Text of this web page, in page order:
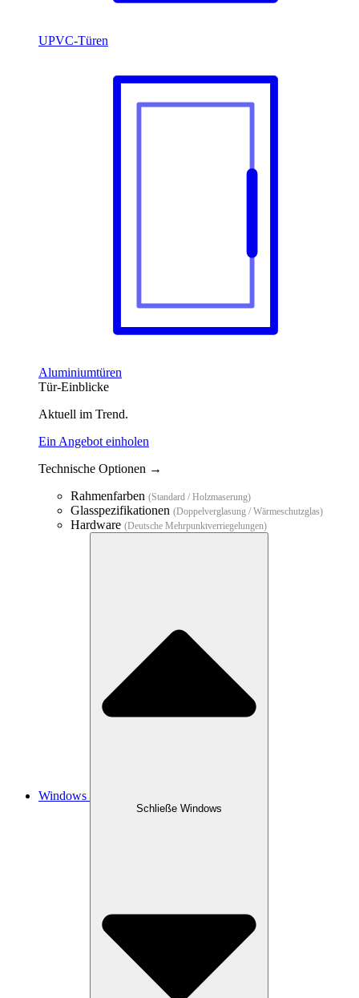
UPVC-Türen
Aluminiumtüren
Tür-Einblicke
Aktuell im Trend.
Ein Angebot einholen
Technische Optionen →
Rahmenfarben (Standard / Holzmaserung)
Glasspezifikationen (Doppelverglasung / Wärmeschutzglas)
Hardware (Deutsche Mehrpunktverriegelungen)
Windows
Schließe Windows